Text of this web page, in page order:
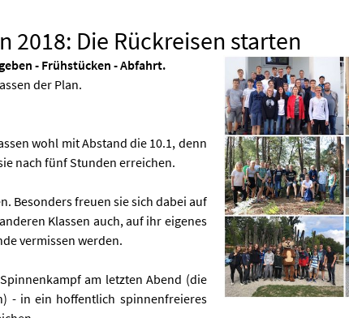
2018: Die Rückreisen starten
- Frühstücken - Abfahrt.
der Plan.
wohl mit Abstand die 10.1, denn
nach fünf Stunden erreichen.
Besonders freuen sie sich dabei auf
Klassen auch, auf ihr eigenes
vermissen werden.
am letzten Abend (die
- in ein hoffentlich spinnenfreieres